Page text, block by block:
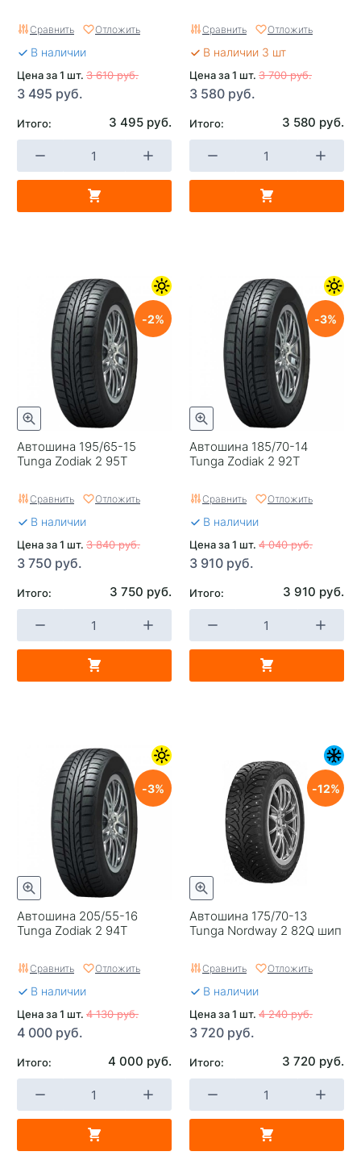
Сравнить Отложить
В наличии
Цена за 1 шт. 3 610 руб.
3 495 руб.
Итого: 3 495 руб.
Сравнить Отложить
В наличии 3 шт
Цена за 1 шт. 3 700 руб.
3 580 руб.
Итого: 3 580 руб.
Автошина 195/65-15
Tunga Zodiak 2 95T
2
Сравнить Отложить
В наличии
Цена за 1 шт. 3 840 руб.
3 750 руб.
Итого: 3 750 руб.
Автошина 185/70-14
Tunga Zodiak 2 92T
3
Сравнить Отложить
В наличии
Цена за 1 шт. 4 040 руб.
3 910 руб.
Итого: 3 910 руб.
Автошина 205/55-16
Tunga Zodiak 2 94T
3
Сравнить Отложить
В наличии
Цена за 1 шт. 4 130 руб.
4 000 руб.
Итого: 4 000 руб.
Автошина 175/70-13
Tunga Nordway 2 82Q шип
12
Сравнить Отложить
В наличии
Цена за 1 шт. 4 240 руб.
3 720 руб.
Итого: 3 720 руб.